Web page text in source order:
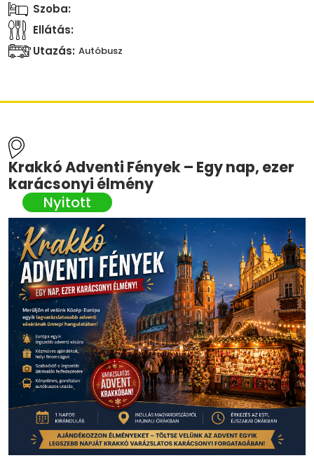
Szoba:
Ellátás:
Utazás: Autóbusz
Krakkó Adventi Fények – Egy nap, ezer
karácsonyi élmény